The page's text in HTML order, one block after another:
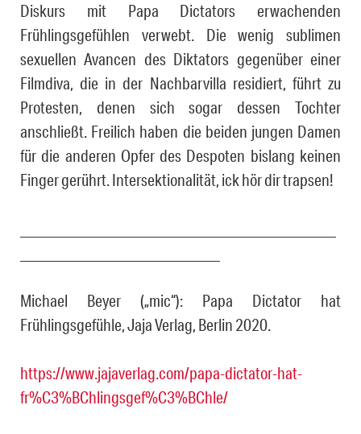
Diskurs mit Papa Dictators erwachenden
Frühlingsgefühlen verwebt. Die wenig sublimen
sexuellen Avancen des Diktators gegenüber einer
Filmdiva, die in der Nachbarvilla residiert, führt zu
Protesten, denen sich sogar dessen Tochter
anschließt. Freilich haben die beiden jungen Damen
für die anderen Opfer des Despoten bislang keinen
Finger gerührt. Intersektionalität, ick hör dir trapsen!
Michael Beyer („mic“): Papa Dictator hat
Frühlingsgefühle, Jaja Verlag, Berlin 2020.
https://www.jajaverlag.com/papa-dictator-hat-
fr%C3%BChlingsgef%C3%BChle/